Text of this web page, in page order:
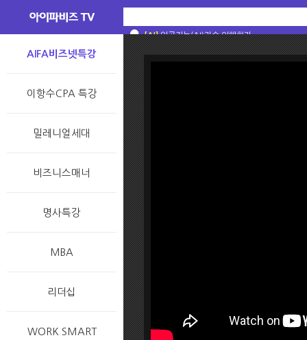
AIFA비즈넷특강
이항수CPA 특강
밀레니얼세대
비즈니스매너
명사특강
MBA
리더십
WORK SMART
[AI]인공지능(AI)기술 이해하기